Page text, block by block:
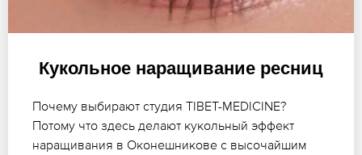
Кукольное наращивание ресниц
Почему выбирают студия TIBET-MEDICINE?
Потому что здесь делают кукольный эффект
наращивания в Оконешникове с высочайшим